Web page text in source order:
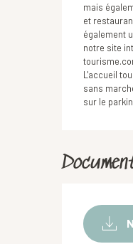
mais
et
également
notre site
L'accueil
sans
sur le